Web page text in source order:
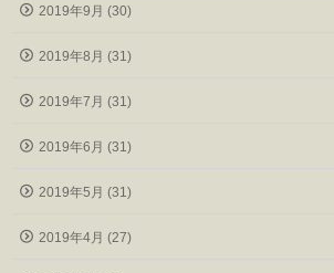
2019年9月 (30)
2019年8月 (31)
2019年7月 (31)
2019年6月 (31)
2019年5月 (31)
2019年4月 (27)